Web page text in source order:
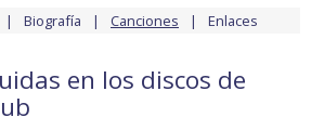
Biografía Canciones Enlaces
en los discos de